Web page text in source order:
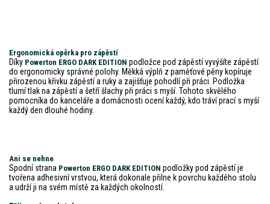
Ergonomická opěrka pro zápěstí
Díky Powerton ERGO DARK EDITION podložce pod zápěstí vyvýšíte zápěstí
do ergonomicky správné polohy. Měkká výplň z paměťové pěny kopíruje
přirozenou křivku zápěstí a ruky a zajišťuje pohodlí při práci. Podložka
tlumí tlak na zápěstí a šetří šlachy při práci s myší. Tohoto skvělého
pomocníka do kanceláře a domácnosti ocení každý, kdo tráví prací s myší
každý den dlouhé hodiny.
Ani se nehne
Spodní strana Powerton ERGO DARK EDITION podložky pod zápěstí je
tvořena adhesivní vrstvou, která dokonale přilne k povrchu každého stolu
a udrží ji na svém místě za každých okolností.